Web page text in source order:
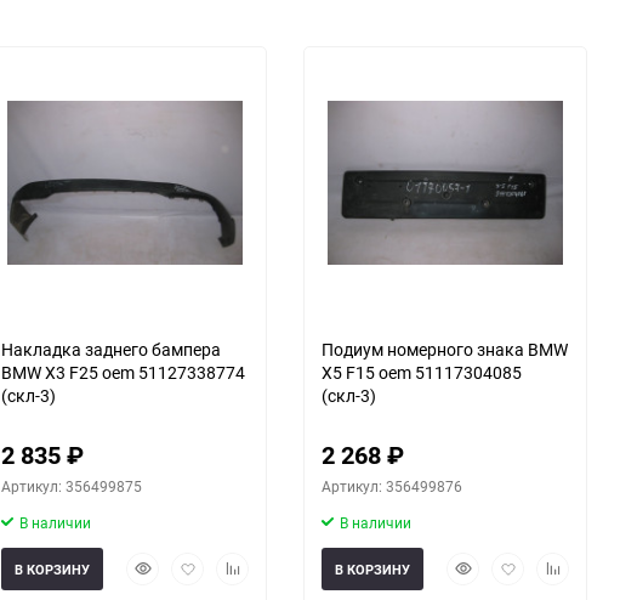
Накладка заднего бампера
BMW X3 F25 oem 51127338774
(скл-3)
2 835₽
Артикул: 356499875
В наличии
БыстрыйДобавитьДобавить
В КОРЗИНУ
Подиум номерного знака BMW
X5 F15 oem 51117304085
(скл-3)
2 268₽
Артикул: 356499876
В наличии
БыстрыйДобавитьДобавить
В КОРЗИНУ